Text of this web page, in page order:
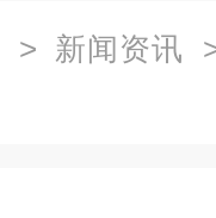
> 新闻资讯